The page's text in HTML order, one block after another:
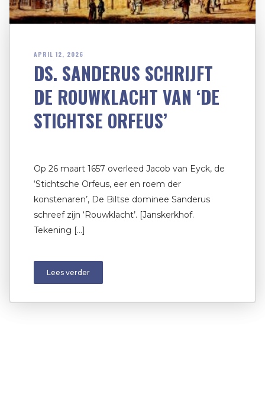
APRIL 12, 2026
DS. SANDERUS SCHRIJFT
DE ROUWKLACHT VAN ‘DE
STICHTSE ORFEUS’
Op 26 maart 1657 overleed Jacob van Eyck, de
‘Stichtsche Orfeus, eer en roem der
konstenaren’, De Biltse dominee Sanderus
schreef zijn ‘Rouwklacht’. [Janskerkhof.
Tekening […]
Lees verder